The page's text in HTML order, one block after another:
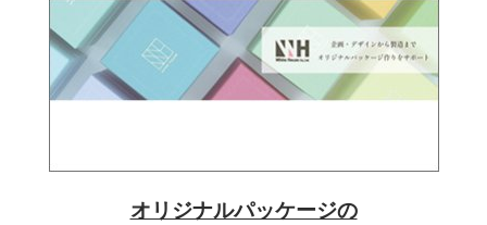
オリジナルパッケージの